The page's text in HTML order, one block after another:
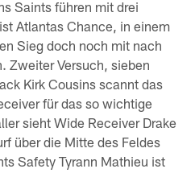
Saints führen mit drei
Atlantas Chance, in einem
Sieg doch noch mit nach
Zweiter Versuch, sieben
Kirk Cousins scannt das
für das so wichtige
sieht Wide Receiver Drake
über die Mitte des Feldes
Safety Tyrann Mathieu ist